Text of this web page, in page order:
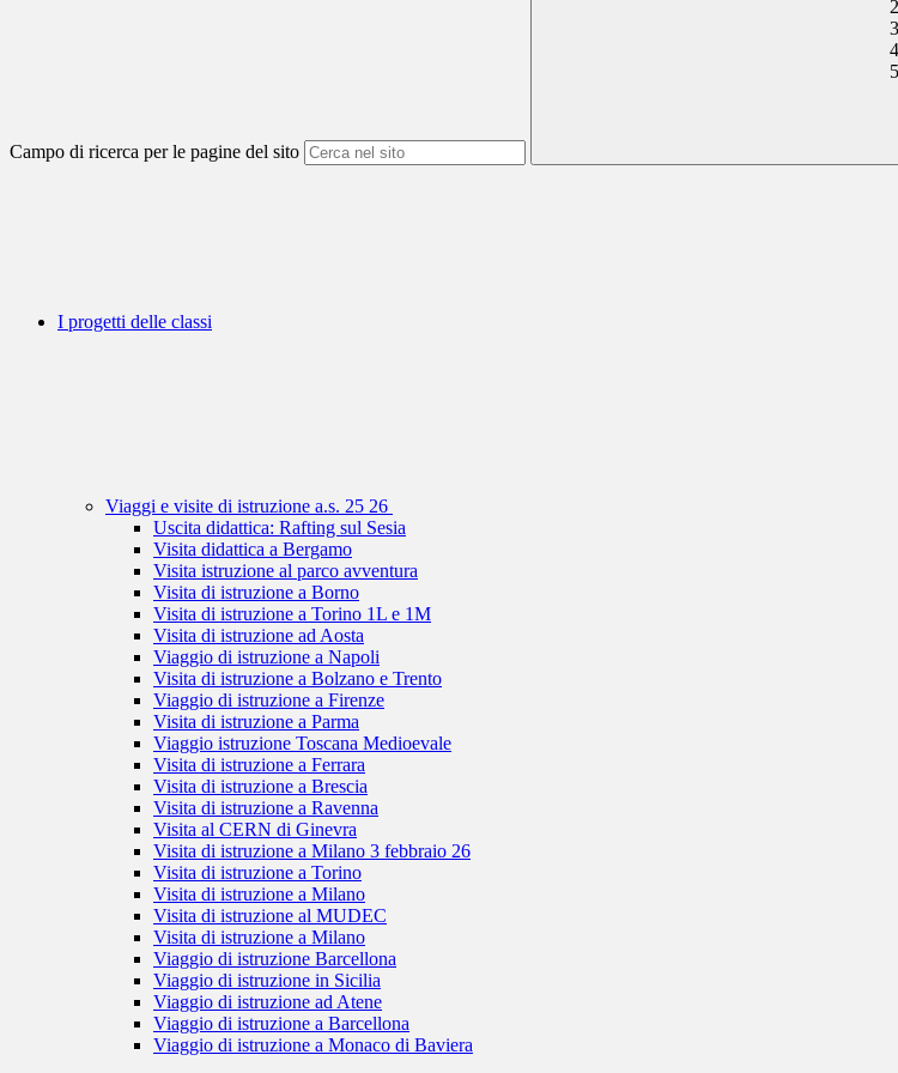
Campo di ricerca per le pagine del sito
I progetti delle classi
Viaggi e visite di istruzione a.s. 25 26
Uscita didattica: Rafting sul Sesia
Visita didattica a Bergamo
Visita istruzione al parco avventura
Visita di istruzione a Borno
Visita di istruzione a Torino 1L e 1M
Visita di istruzione ad Aosta
Viaggio di istruzione a Napoli
Visita di istruzione a Bolzano e Trento
Viaggio di istruzione a Firenze
Visita di istruzione a Parma
Viaggio istruzione Toscana Medioevale
Visita di istruzione a Ferrara
Visita di istruzione a Brescia
Visita di istruzione a Ravenna
Visita al CERN di Ginevra
Visita di istruzione a Milano 3 febbraio 26
Visita di istruzione a Torino
Visita di istruzione a Milano
Visita di istruzione al MUDEC
Visita di istruzione a Milano
Viaggio di istruzione Barcellona
Viaggio di istruzione in Sicilia
Viaggio di istruzione ad Atene
Viaggio di istruzione a Barcellona
Viaggio di istruzione a Monaco di Baviera